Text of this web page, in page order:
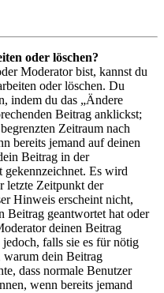
oder löschen?
Moderator bist, kannst du
oder löschen. Du
indem du das „Ändere
Beitrag anklickst;
Zeitraum nach
bereits jemand auf deinen
Beitrag in der
gekennzeichnet. Es wird
letzte Zeitpunkt der
Hinweis erscheint nicht,
Beitrag geantwortet hat oder
deinen Beitrag
falls sie es für nötig
warum dein Beitrag
dass normale Benutzer
wenn bereits jemand